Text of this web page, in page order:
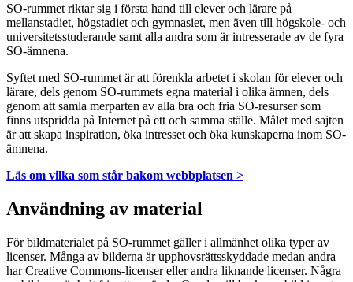
SO-rummet riktar sig i första hand till elever och lärare på
mellanstadiet, högstadiet och gymnasiet, men även till högskole- och
universitetsstuderande samt alla andra som är intresserade av de fyra
SO-ämnena.
Syftet med SO-rummet är att förenkla arbetet i skolan för elever och
lärare, dels genom SO-rummets egna material i olika ämnen, dels
genom att samla merparten av alla bra och fria SO-resurser som
finns utspridda på Internet på ett och samma ställe. Målet med sajten
är att skapa inspiration, öka intresset och öka kunskaperna inom SO-
ämnena.
Läs om vilka som står bakom webbplatsen >
Användning av material
För bildmaterialet på SO-rummet gäller i allmänhet olika typer av
licenser. Många av bilderna är upphovsrättsskyddade medan andra
har Creative Commons-licenser eller andra liknande licenser. Några